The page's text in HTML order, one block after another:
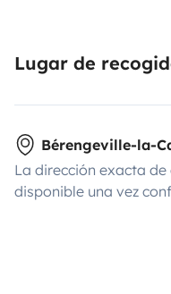
Lugar de
Bérengeville-la-
La dirección exacta
disponible una vez